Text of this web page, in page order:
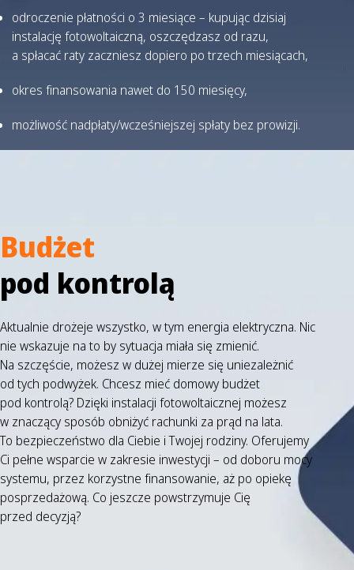
odroczenie płatności o 3 miesiące – kupując dzisiaj
instalację fotowoltaiczną, oszczędzasz od razu,
a spłacać raty zaczniesz dopiero po trzech miesiącach,
okres finansowania nawet do 150 miesięcy,
możliwość nadpłaty/wcześniejszej spłaty bez prowizji.
Budżet
pod kontrolą
Aktualnie drożeje wszystko, w tym energia elektryczna. Nic
nie wskazuje na to by sytuacja miała się zmienić.
Na szczęście, możesz w dużej mierze się uniezależnić
od tych podwyżek. Chcesz mieć domowy budżet
pod kontrolą? Dzięki instalacji fotowoltaicznej możesz
w znaczący sposób obniżyć rachunki za prąd na lata.
To bezpieczeństwo dla Ciebie i Twojej rodziny. Oferujemy
Ci pełne wsparcie w zakresie inwestycji – od doboru mocy
systemu, przez korzystne finansowanie, aż po opiekę
posprzedażową. Co jeszcze powstrzymuje Cię
przed decyzją?